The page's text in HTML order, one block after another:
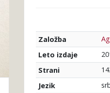
Založba
Leto izdaje
Strani
Jezik